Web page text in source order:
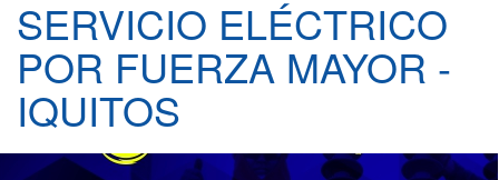
SERVICIO ELÉCTRICO
POR FUERZA MAYOR -
IQUITOS